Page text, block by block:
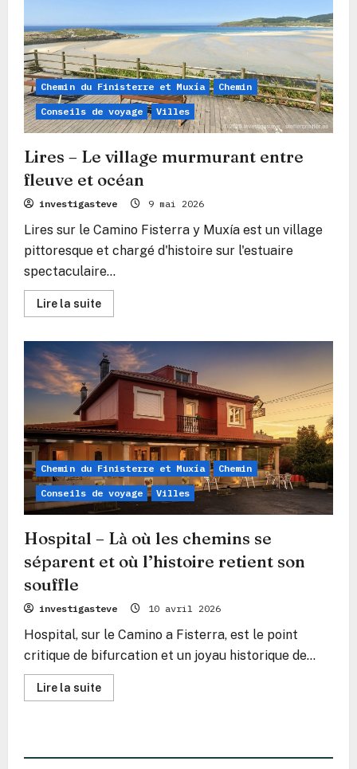
la
pierre
veille
sur
la
frontière
entre
les
mondes
Chemin du Finisterre et Muxía Chemin
Conseils de voyage Villes
Lires – Le village murmurant entre
fleuve et océan
investigasteve 9 mai 2026
Lires sur le Camino Fisterra y Muxía est un village
pittoresque et chargé d'histoire sur l'estuaire
spectaculaire...
Lire la suiteEn
savoir
Lires
–
Le
village
murmurant
entre
fleuve
et
océan
Chemin du Finisterre et Muxía Chemin
Conseils de voyage Villes
Hospital – Là où les chemins se
séparent et où l’histoire retient son
souffle
investigasteve 10 avril 2026
Hospital, sur le Camino a Fisterra, est le point
critique de bifurcation et un joyau historique de...
Lire la suiteEn
savoir
Là